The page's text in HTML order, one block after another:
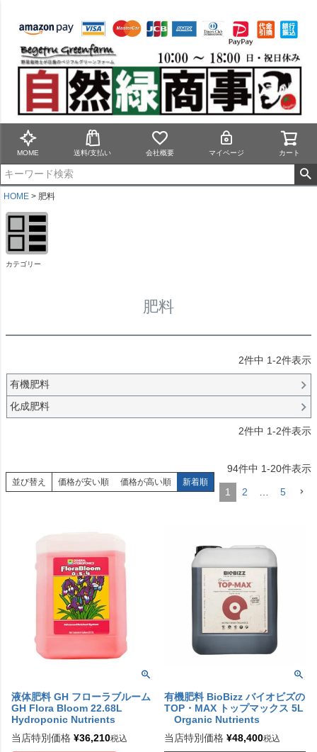
MOME 送料/支払い 会社概要 マイページ カート
HOME 肥料
カテゴリー
肥料
2件中 1-2件表示
有機肥料
化成肥料
2件中 1-2件表示
並び替え 価格が安い順 価格が高い順 新着順
94件中 1-20件表示
1 2 5
液体肥料 GH フローラブルーム
GH Flora Bloom 22.68L
Hydroponic Nutrients
当店特別価格 ¥36,210税込
有機肥料 BioBizz バイオビズの
TOP・MAX トップマックス 5L
Organic Nutrients
当店特別価格 ¥48,400税込